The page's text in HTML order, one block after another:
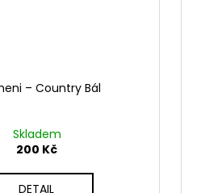
‎– Country Bál
Skladem
200 Kč
DETAIL